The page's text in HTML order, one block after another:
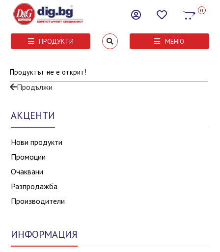
0
ПРОДУКТИ МЕНЮ
Продуктът не е открит!
Продължи
АКЦЕНТИ
Нови продукти
Промоции
Очаквани
Разпродажба
Производители
ИНФОРМАЦИЯ